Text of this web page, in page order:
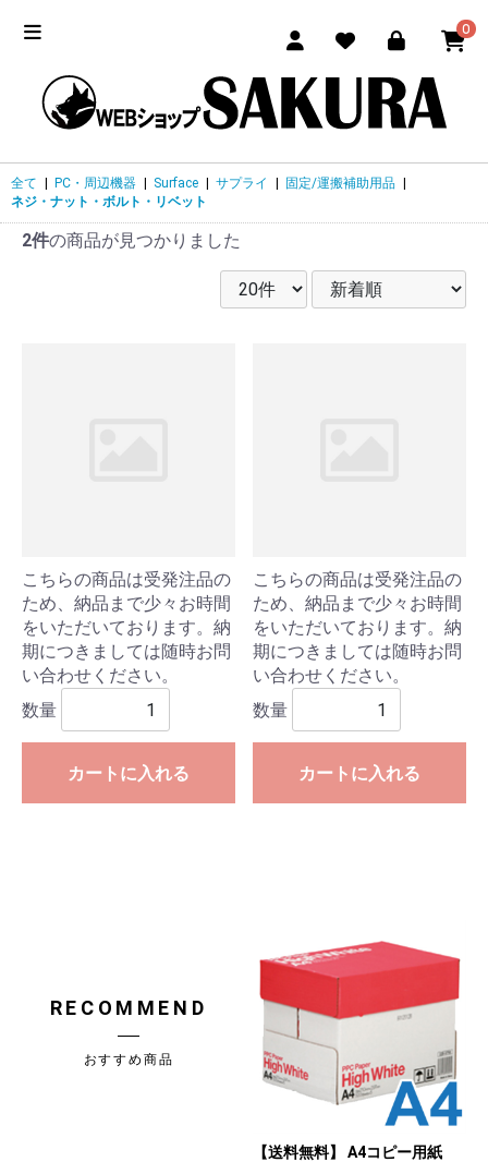
0
全て PC・周辺機器 Surface サプライ 固定/運搬補助用品
ネジ・ナット・ボルト・リベット
2件の商品が見つかりました
こちらの商品は受発注品の
ため、納品まで少々お時間
をいただいております。納
期につきましては随時お問
い合わせください。
数量
カートに入れる
こちらの商品は受発注品の
ため、納品まで少々お時間
をいただいております。納
期につきましては随時お問
い合わせください。
数量
カートに入れる
RECOMMEND
おすすめ商品
【送料無料】 A4コピー用紙